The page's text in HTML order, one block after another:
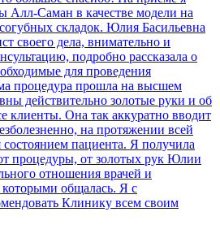
Саман в качестве модели на
складок. Юлия Басильевна
своего дела, внимательно и
подробно рассказала о
для проведения
процедура прошла на высшем
действительно золотые руки и об
клиенты. Она так аккуратно вводит
на протяжении всей
состоянием пациента. Я получила
процедуры, от золотых рук Юлии
отношения врачей и
общалась. Я с
Клинику всем своим